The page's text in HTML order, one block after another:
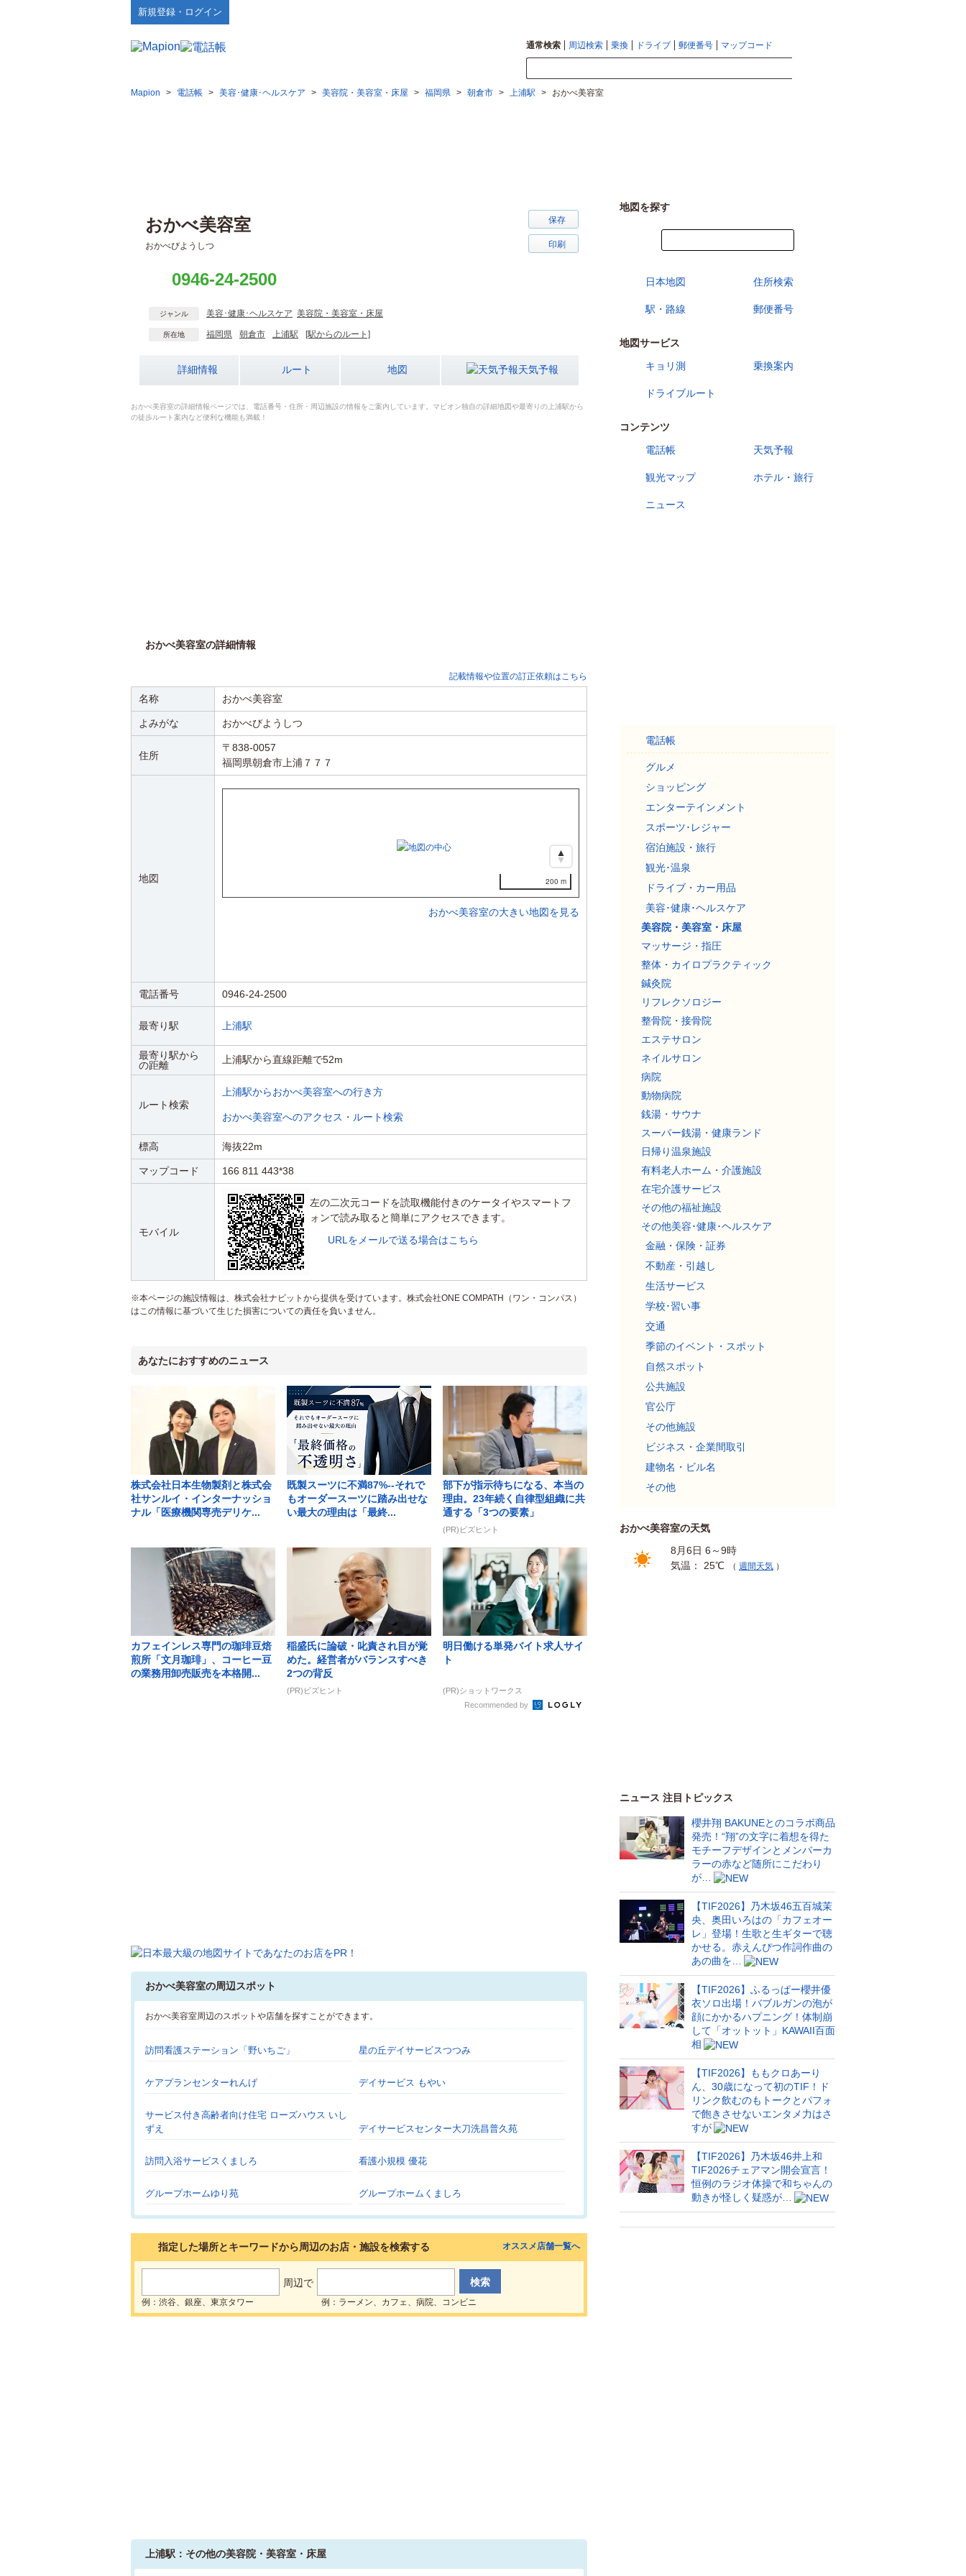
新規登録・ログイン
通常検索 周辺検索 乗換 ドライブ 郵便番号 マップコード
Mapion > 電話帳 > 美容･健康･ヘルスケア > 美容院・美容室・床屋 > 福岡県 > 朝倉市 > 上浦駅 > おかべ美容室
おかべ美容室
おかべびようしつ
保存
印刷
0946-24-2500
ジャンル 美容･健康･ヘルスケア 美容院・美容室・床屋
所在地 福岡県 朝倉市 上浦駅 [駅からのルート]
詳細情報 ルート 地図 天気予報
おかべ美容室の詳細情報ページでは、電話番号・住所・周辺施設の情報をご案内しています。マピオン独自の詳細地図や最寄りの上浦駅から
の徒歩ルート案内など便利な機能も満載！
おかべ美容室の詳細情報
記載情報や位置の訂正依頼はこちら
名称 おかべ美容室
よみがな おかべびようしつ
住所
〒838-0057
福岡県朝倉市上浦７７７
地図 200 m
おかべ美容室の大きい地図を見る
電話番号 0946-24-2500
最寄り駅 上浦駅
最寄り駅から
の距離
上浦駅から直線距離で52m
ルート検索
上浦駅からおかべ美容室への行き方
おかべ美容室へのアクセス・ルート検索
標高 海抜22m
マップコード 166 811 443*38
モバイル
左の二次元コードを読取機能付きのケータイやスマートフ
ォンで読み取ると簡単にアクセスできます。
URLをメールで送る場合はこちら
※本ページの施設情報は、株式会社ナビットから提供を受けています。株式会社ONE COMPATH（ワン・コンパス）
はこの情報に基づいて生じた損害についての責任を負いません。
あなたにおすすめのニュース
株式会社日本生物製剤と株式会
社サンルイ・インターナッショ
ナル「医療機関専売デリケ...
既製スーツに不満87%--それで
もオーダースーツに踏み出せな
い最大の理由は「最終...
部下が指示待ちになる、本当の
理由。23年続く自律型組織に共
通する「3つの要素」
(PR)ビズヒント
カフェインレス専門の珈琲豆焙
煎所「文月珈琲」、コーヒー豆
の業務用卸売販売を本格開...
稲盛氏に論破・叱責され目が覚
めた。経営者がバランスすべき
2つの背反
(PR)ビズヒント
明日働ける単発バイト求人サイ
ト
(PR)ショットワークス
Recommended by
おかべ美容室の周辺スポット
おかべ美容室周辺のスポットや店舗を探すことができます。
訪問看護ステーション「野いちご」 星の丘デイサービスつつみ
ケアプランセンターれんげ デイサービス もやい
サービス付き高齢者向け住宅 ローズハウス いし
ずえ
デイサービスセンター大刀洗昌普久苑
訪問入浴サービスくましろ 看護小規模 優花
グループホームゆり苑 グループホームくましろ
指定した場所とキーワードから周辺のお店・施設を検索する
周辺で
例：渋谷、銀座、東京タワー 例：ラーメン、カフェ、病院、コンビニ
オススメ店舗一覧へ
上浦駅：その他の美容院・美容室・床屋
地図を探す
日本地図 住所検索
駅・路線 郵便番号
地図サービス
キョリ測
乗換案内
ドライブルート
コンテンツ
電話帳
天気予報
観光マップ ホテル・旅行
ニュース
電話帳
グルメ
ショッピング
エンターテインメント
スポーツ･レジャー
宿泊施設・旅行
観光･温泉
ドライブ・カー用品
美容･健康･ヘルスケア
美容院・美容室・床屋
マッサージ・指圧
整体・カイロプラクティック
鍼灸院
リフレクソロジー
整骨院・接骨院
エステサロン
ネイルサロン
病院
動物病院
銭湯・サウナ
スーパー銭湯・健康ランド
日帰り温泉施設
有料老人ホーム・介護施設
在宅介護サービス
その他の福祉施設
その他美容･健康･ヘルスケア
金融・保険・証券
不動産・引越し
生活サービス
学校･習い事
交通
季節のイベント・スポット
自然スポット
公共施設
官公庁
その他施設
ビジネス・企業間取引
建物名・ビル名
その他
おかべ美容室の天気
8月6日 6～9時
気温： 25℃
（ 週間天気 ）
ニュース 注目トピックス
櫻井翔 BAKUNEとのコラボ商品
発売！“翔”の文字に着想を得た
モチーフデザインとメンバーカ
ラーの赤など随所にこだわり
が…
【TIF2026】乃木坂46五百城茉
央、奥田いろはの「カフェオー
レ」登場！生歌と生ギターで聴
かせる。赤えんぴつ作詞作曲の
あの曲を…
【TIF2026】ふるっぱー櫻井優
衣ソロ出場！バブルガンの泡が
顔にかかるハプニング！体制崩
して「オットット」KAWAII百面
相
【TIF2026】ももクロあーり
ん、30歳になって初のTIF！ド
リンク飲むのもトークとパフォ
で飽きさせないエンタメ力はさ
すが
【TIF2026】乃木坂46井上和
TIF2026チェアマン開会宣言！
恒例のラジオ体操で和ちゃんの
動きが怪しく疑惑が…